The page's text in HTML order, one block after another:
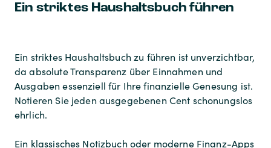
Ein striktes Haushaltsbuch führen
Ein striktes Haushaltsbuch zu führen ist unverzichtbar,
da absolute Transparenz über Einnahmen und
Ausgaben essenziell für Ihre finanzielle Genesung ist.
Notieren Sie jeden ausgegebenen Cent schonungslos
ehrlich.
Ein klassisches Notizbuch oder moderne Finanz-Apps